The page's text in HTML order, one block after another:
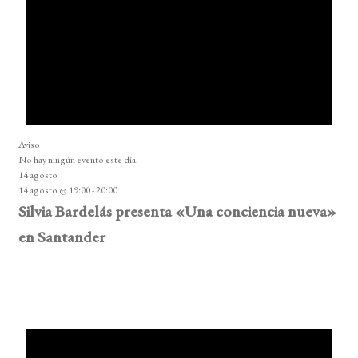
Aviso
No hay ningún evento este día.
14 agosto
14 agosto @ 19:00-20:00
Silvia Bardelás presenta «Una conciencia nueva»
en Santander